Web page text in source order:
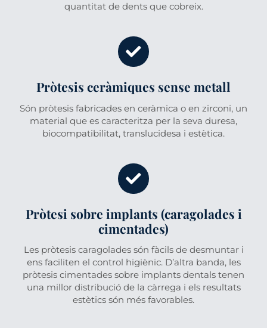
quantitat de dents que cobreix.
Pròtesis ceràmiques sense metall
Són pròtesis fabricades en ceràmica o en zirconi, un
material que es caracteritza per la seva duresa,
biocompatibilitat, translucidesa i estètica.
Pròtesi sobre implants (caragolades i
cimentades)
Les pròtesis caragolades són fàcils de desmuntar i
ens faciliten el control higiènic. D’altra banda, les
pròtesis cimentades sobre implants dentals tenen
una millor distribució de la càrrega i els resultats
estètics són més favorables.